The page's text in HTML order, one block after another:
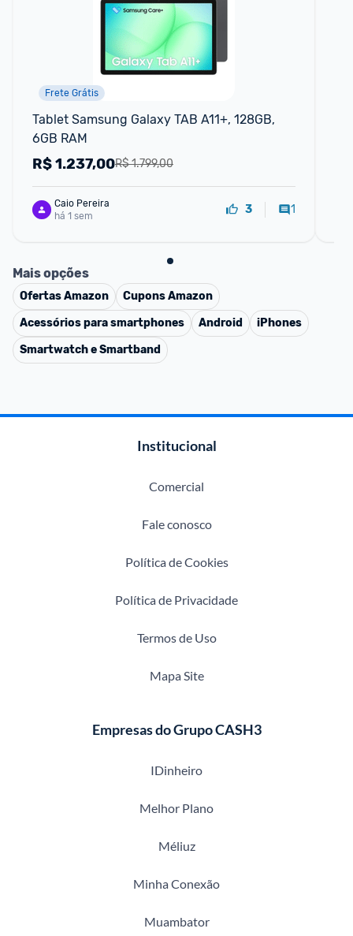
Frete Grátis
Tablet Samsung Galaxy TAB A11+, 128GB,
6GB RAM
R$ 1.799,00
R$1.237,00
Caio Pereira
há 1 sem
3 1
Mais opções
OfertasAmazon CuponsAmazon
Acessórios para smartphones
Android
iPhones
Smartwatch e Smartband
Institucional
Comercial
Fale conosco
Política de Cookies
Política de Privacidade
Termos de Uso
Mapa Site
Empresas do Grupo CASH3
IDinheiro
Melhor Plano
Méliuz
Minha Conexão
Muambator